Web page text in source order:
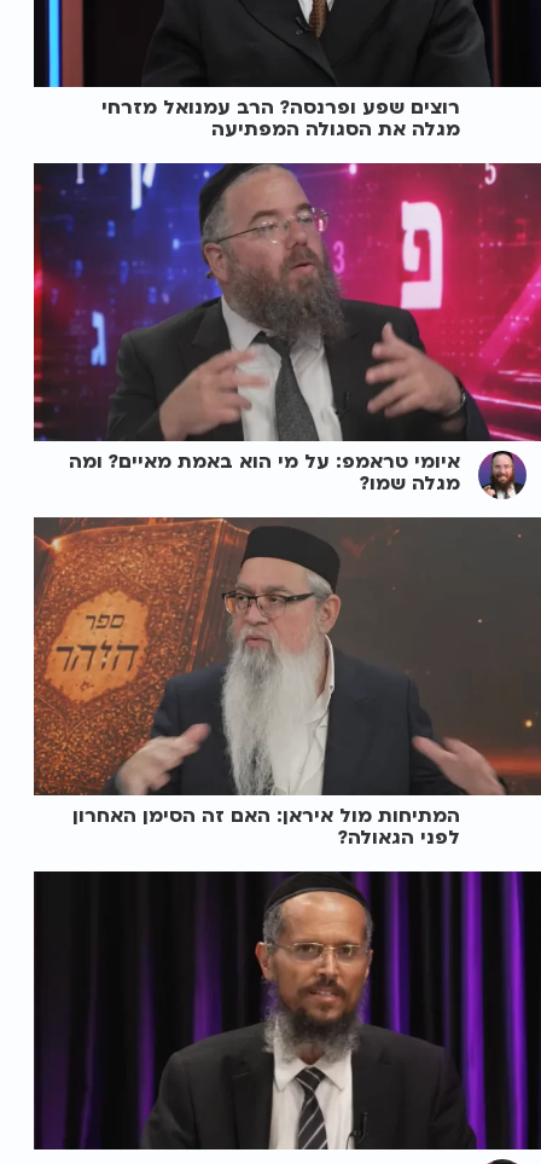
רוצים שפע ופרנסה? הרב עמנואל מזרחי
מגלה את הסגולה המפתיעה
איומי טראמפ: על מי הוא באמת מאיים? ומה
מגלה שמו?
המתיחות מול איראן: האם זה הסימן האחרון
לפני הגאולה?